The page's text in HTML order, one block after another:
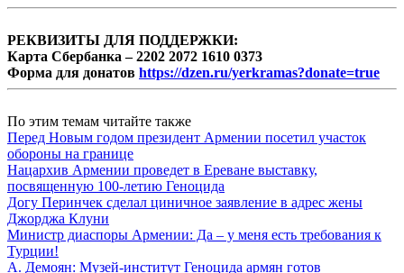
РЕКВИЗИТЫ ДЛЯ ПОДДЕРЖКИ:
Карта Сбербанка – 2202 2072 1610 0373
Форма для донатов https://dzen.ru/yerkramas?donate=true
По этим темам читайте также
Перед Новым годом президент Армении посетил участок
обороны на границе
Нацархив Армении проведет в Ереване выставку,
посвященную 100-летию Геноцида
Догу Перинчек сделал циничное заявление в адрес жены
Джорджа Клуни
Министр диаспоры Армении: Да – у меня есть требования к
Турции!
А. Демоян: Музей-институт Геноцида армян готов